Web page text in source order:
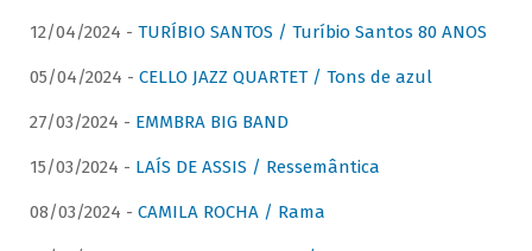
12/04/2024 - TURÍBIO SANTOS / Turíbio Santos 80 ANOS
05/04/2024 - CELLO JAZZ QUARTET / Tons de azul
27/03/2024 - EMMBRA BIG BAND
15/03/2024 - LAÍS DE ASSIS / Ressemântica
08/03/2024 - CAMILA ROCHA / Rama